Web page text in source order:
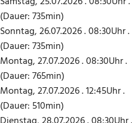
(Dauer: 735min)
Sonntag, 26.07.2026 . 08:30Uhr .
(Dauer: 735min)
Montag, 27.07.2026 . 08:30Uhr .
(Dauer: 765min)
Montag, 27.07.2026 . 12:45Uhr .
(Dauer: 510min)